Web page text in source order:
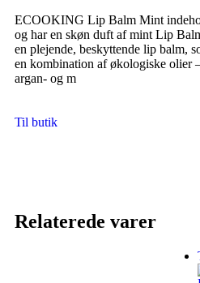
ECOOKING Lip Balm Mint
og har en skøn duft af mint Lip
en plejende, beskyttende lip balm,
en kombination af økologiske olier
argan- og m
Til butik
Relaterede varer